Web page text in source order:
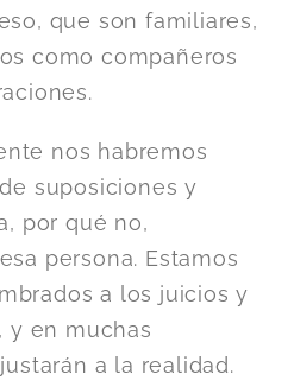
que son familiares,
como compañeros
nos habremos
suposiciones y
por qué no,
persona. Estamos
a los juicios y
y en muchas
a la realidad.